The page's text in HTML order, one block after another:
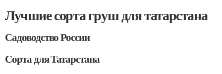
Лучшие сорта груш для татарстана
Садоводство России
Сорта для Татарстана